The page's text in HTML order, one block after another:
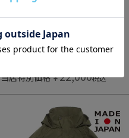
当店特別価格 ¥22,000税込